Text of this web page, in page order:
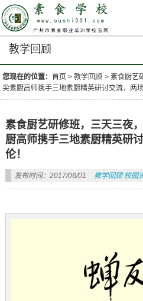
教学回顾
您现在的位置：首页 >教学回顾 >素食厨艺
尖素厨高师携手三地素厨精英研讨交流，两
素食厨艺研修班，三天三夜
厨高师携手三地素厨精英研
伦！
发布时间：2017/06/01 教学回顾 校园